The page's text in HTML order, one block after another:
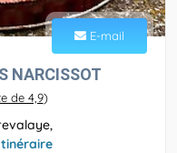
E-mail
NARCISSOT
de 4,9)